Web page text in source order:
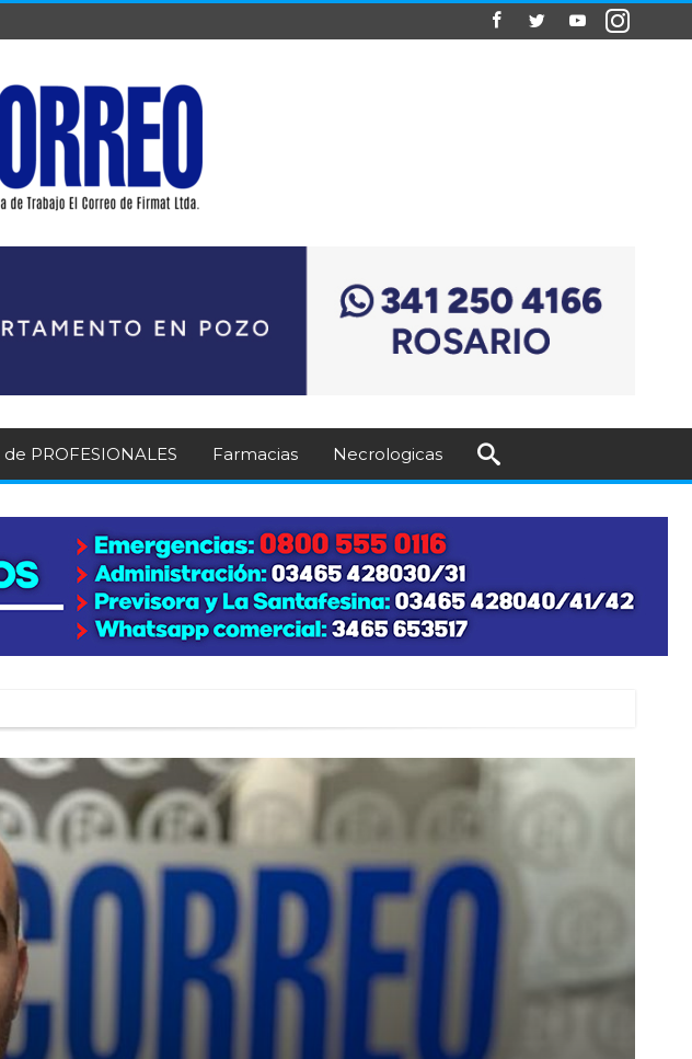
de PROFESIONALES Farmacias Necrologicas
en su día
los 80 km/h